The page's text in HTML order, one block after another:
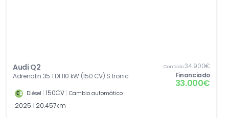
Audi Q2
Adrenalin 35 TDI 110 kW (150 CV) S tronic
Contado34.900€
Financiado
33.000€
Diésel 150CV Cambio automático
2025 20.457km